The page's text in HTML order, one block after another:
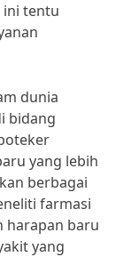
ini tentu
dunia
bidang
yang lebih
berbagai
farmasi
harapan baru
yang